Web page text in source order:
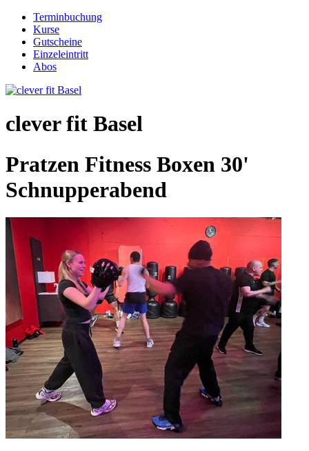
Terminbuchung
Kurse
Gutscheine
Einzeleintritt
Abos
clever fit Basel
Pratzen Fitness Boxen 30'
Schnupperabend